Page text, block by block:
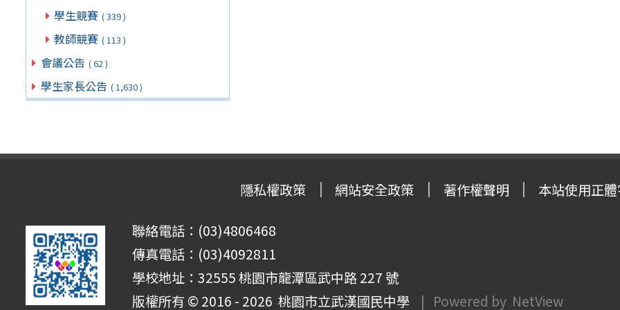
學生競賽 ( 339 )
教師競賽 ( 113 )
會議公告 ( 62 )
學生家長公告 ( 1,630 )
隱私權政策 網站安全政策 著作權聲明 本站使用正
聯絡電話：(03)4806468
傳真電話：(03)4092811
學校地址：32555 桃園市龍潭區武中路 227 號
版權所有 © 2016 - 2026 桃園市立武漢國民中學 | Powered by NetView